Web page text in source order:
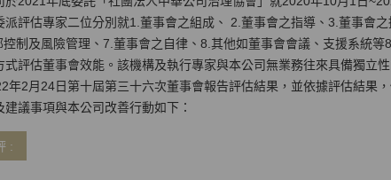
派評估專家二位分別就1.董事會之組成、 2.董事會之指導、3.董事會
控制及風險管理、7.董事會之自律、8.其他如董事會會議、支援系統
式評估董事會效能。該機構及執行專家與本公司無業務往來具備獨立
年2月24日第十屆第三十六次董事會報告評估結果，並依據評估結果
建議事項與本公司改善行動如下：
: